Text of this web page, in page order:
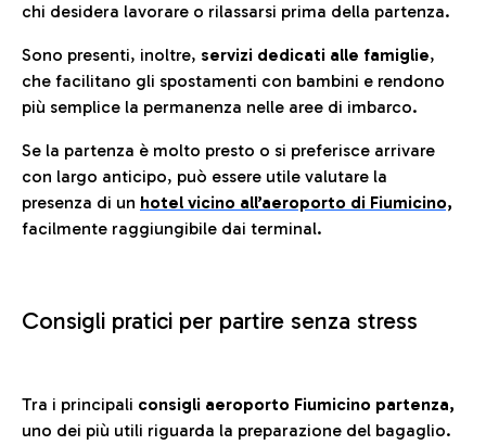
chi desidera lavorare o rilassarsi prima della partenza.
Sono presenti, inoltre, servizi dedicati alle famiglie,
che facilitano gli spostamenti con bambini e rendono
più semplice la permanenza nelle aree di imbarco.
Se la partenza è molto presto o si preferisce arrivare
con largo anticipo, può essere utile valutare la
presenza di un hotel vicino all’aeroporto di Fiumicino,
facilmente raggiungibile dai terminal.
Consigli pratici per partire senza stress
Tra i principali consigli aeroporto Fiumicino partenza,
uno dei più utili riguarda la preparazione del bagaglio.